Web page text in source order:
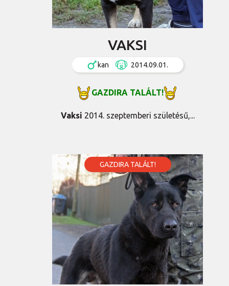
VAKSI
kan 2014.09.01.
GAZDIRA TALÁLT!
Vaksi 2014. szeptemberi születésű,...
GAZDIRA TALÁLT!